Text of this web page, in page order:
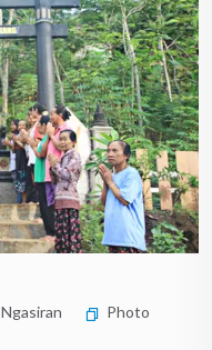
Ngasiran
Photo